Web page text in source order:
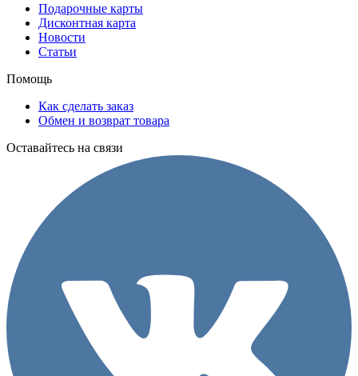
Подарочные карты
Дисконтная карта
Новости
Статьи
Помощь
Как сделать заказ
Обмен и возврат товара
Оставайтесь на связи